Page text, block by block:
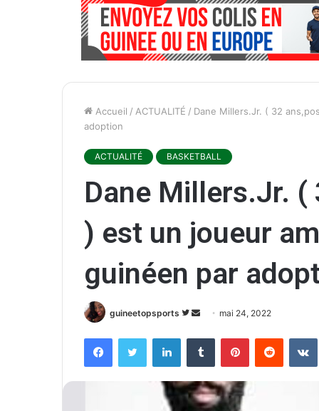
Accueil / ACTUALITÉ / Dane Millers.Jr. ( 32
adoption
ACTUALITÉ BASKETBALL
Dane Millers.Jr. (
) est un joueur
guinéen par
guineetopsports
S
v
r
e
v
o
y
e
mai 24, 2022